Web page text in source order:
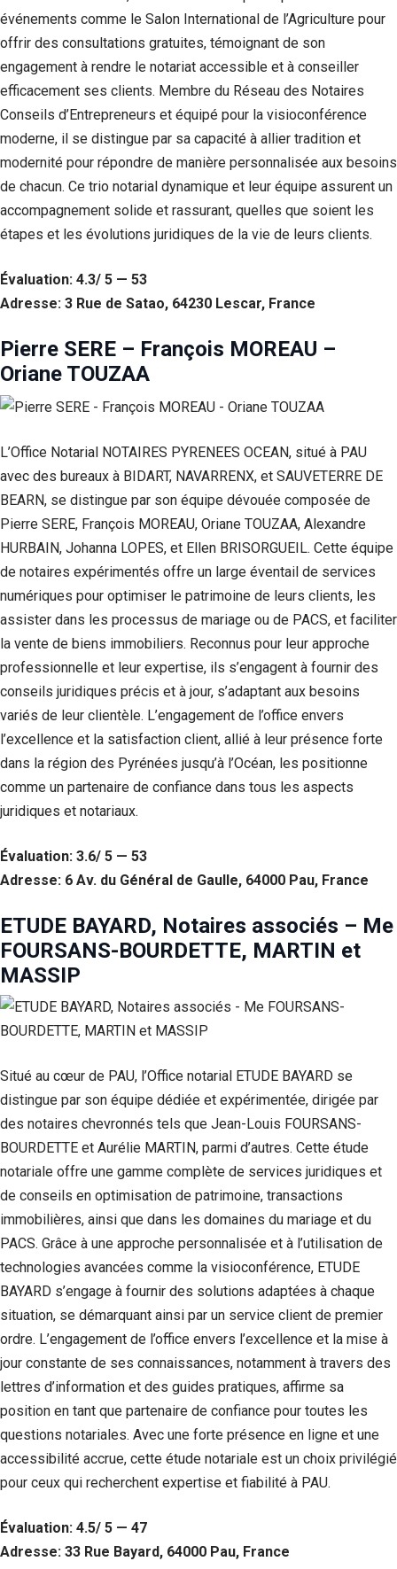
événements comme le Salon International de l’Agriculture pour
offrir des consultations gratuites, témoignant de son
engagement à rendre le notariat accessible et à conseiller
efficacement ses clients. Membre du Réseau des Notaires
Conseils d’Entrepreneurs et équipé pour la visioconférence
moderne, il se distingue par sa capacité à allier tradition et
modernité pour répondre de manière personnalisée aux besoins
de chacun. Ce trio notarial dynamique et leur équipe assurent un
accompagnement solide et rassurant, quelles que soient les
étapes et les évolutions juridiques de la vie de leurs clients.
Évaluation: 4.3/ 5 — 53
Adresse: 3 Rue de Satao, 64230 Lescar, France
Pierre SERE – François MOREAU –
Oriane TOUZAA
L’Office Notarial NOTAIRES PYRENEES OCEAN, situé à PAU
avec des bureaux à BIDART, NAVARRENX, et SAUVETERRE DE
BEARN, se distingue par son équipe dévouée composée de
Pierre SERE, François MOREAU, Oriane TOUZAA, Alexandre
HURBAIN, Johanna LOPES, et Ellen BRISORGUEIL. Cette équipe
de notaires expérimentés offre un large éventail de services
numériques pour optimiser le patrimoine de leurs clients, les
assister dans les processus de mariage ou de PACS, et faciliter
la vente de biens immobiliers. Reconnus pour leur approche
professionnelle et leur expertise, ils s’engagent à fournir des
conseils juridiques précis et à jour, s’adaptant aux besoins
variés de leur clientèle. L’engagement de l’office envers
l’excellence et la satisfaction client, allié à leur présence forte
dans la région des Pyrénées jusqu’à l’Océan, les positionne
comme un partenaire de confiance dans tous les aspects
juridiques et notariaux.
Évaluation: 3.6/ 5 — 53
Adresse: 6 Av. du Général de Gaulle, 64000 Pau, France
ETUDE BAYARD, Notaires associés – Me
FOURSANS-BOURDETTE, MARTIN et
MASSIP
Situé au cœur de PAU, l’Office notarial ETUDE BAYARD se
distingue par son équipe dédiée et expérimentée, dirigée par
des notaires chevronnés tels que Jean-Louis FOURSANS-
BOURDETTE et Aurélie MARTIN, parmi d’autres. Cette étude
notariale offre une gamme complète de services juridiques et
de conseils en optimisation de patrimoine, transactions
immobilières, ainsi que dans les domaines du mariage et du
PACS. Grâce à une approche personnalisée et à l’utilisation de
technologies avancées comme la visioconférence, ETUDE
BAYARD s’engage à fournir des solutions adaptées à chaque
situation, se démarquant ainsi par un service client de premier
ordre. L’engagement de l’office envers l’excellence et la mise à
jour constante de ses connaissances, notamment à travers des
lettres d’information et des guides pratiques, affirme sa
position en tant que partenaire de confiance pour toutes les
questions notariales. Avec une forte présence en ligne et une
accessibilité accrue, cette étude notariale est un choix privilégié
pour ceux qui recherchent expertise et fiabilité à PAU.
Évaluation: 4.5/ 5 — 47
Adresse: 33 Rue Bayard, 64000 Pau, France